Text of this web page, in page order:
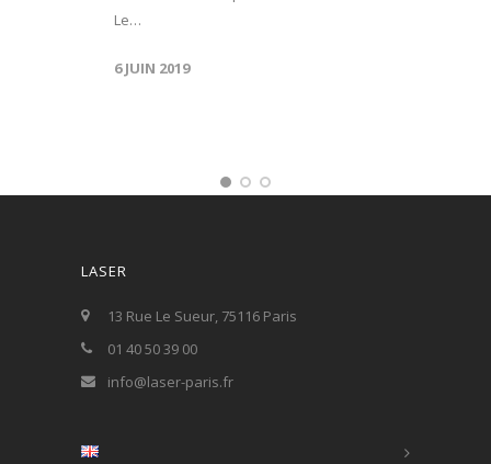
Le…
6 JUIN 2019
LASER
13 Rue Le Sueur, 75116 Paris
01 40 50 39 00
info@laser-paris.fr